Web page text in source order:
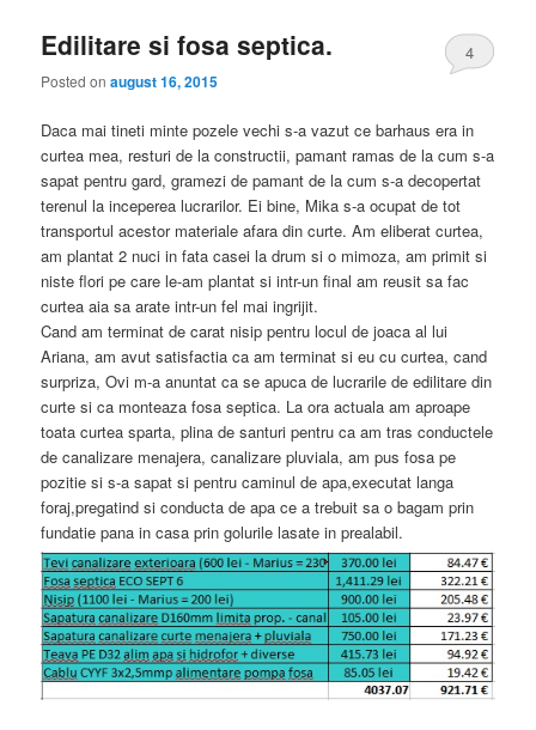
Edilitare si fosa septica.
Posted onaugust 16, 2015
4
Daca mai tineti minte pozele vechi s-a vazut ce barhaus era in
curtea mea, resturi de la constructii, pamant ramas de la cum s-a
sapat pentru gard, gramezi de pamant de la cum s-a decopertat
terenul la inceperea lucrarilor. Ei bine, Mika s-a ocupat de tot
transportul acestor materiale afara din curte. Am eliberat curtea,
am plantat 2 nuci in fata casei la drum si o mimoza, am primit si
niste flori pe care le-am plantat si intr-un final am reusit sa fac
curtea aia sa arate intr-un fel mai ingrijit.
Cand am terminat de carat nisip pentru locul de joaca al lui
Ariana, am avut satisfactia ca am terminat si eu cu curtea, cand
surpriza, Ovi m-a anuntat ca se apuca de lucrarile de edilitare din
curte si ca monteaza fosa septica. La ora actuala am aproape
toata curtea sparta, plina de santuri pentru ca am tras conductele
de canalizare menajera, canalizare pluviala, am pus fosa pe
pozitie si s-a sapat si pentru caminul de apa,executat langa
foraj,pregatind si conducta de apa ce a trebuit sa o bagam prin
fundatie pana in casa prin golurile lasate in prealabil.